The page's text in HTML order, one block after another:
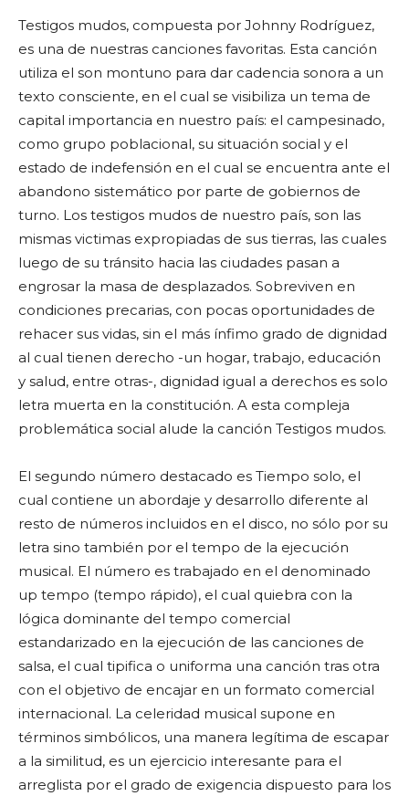
Testigos mudos, compuesta por Johnny Rodríguez,
es una de nuestras canciones favoritas. Esta canción
utiliza el son montuno para dar cadencia sonora a un
texto consciente, en el cual se visibiliza un tema de
capital importancia en nuestro país: el campesinado,
como grupo poblacional, su situación social y el
estado de indefensión en el cual se encuentra ante el
abandono sistemático por parte de gobiernos de
turno. Los testigos mudos de nuestro país, son las
mismas victimas expropiadas de sus tierras, las cuales
luego de su tránsito hacia las ciudades pasan a
engrosar la masa de desplazados. Sobreviven en
condiciones precarias, con pocas oportunidades de
rehacer sus vidas, sin el más ínfimo grado de dignidad
al cual tienen derecho -un hogar, trabajo, educación
y salud, entre otras-, dignidad igual a derechos es solo
letra muerta en la constitución. A esta compleja
problemática social alude la canción Testigos mudos.
El segundo número destacado es Tiempo solo, el
cual contiene un abordaje y desarrollo diferente al
resto de números incluidos en el disco, no sólo por su
letra sino también por el tempo de la ejecución
musical. El número es trabajado en el denominado
up tempo (tempo rápido), el cual quiebra con la
lógica dominante del tempo comercial
estandarizado en la ejecución de las canciones de
salsa, el cual tipifica o uniforma una canción tras otra
con el objetivo de encajar en un formato comercial
internacional. La celeridad musical supone en
términos simbólicos, una manera legítima de escapar
a la similitud, es un ejercicio interesante para el
arreglista por el grado de exigencia dispuesto para los